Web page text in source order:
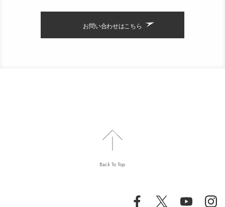
お問い合わせはこちら
Back To Top